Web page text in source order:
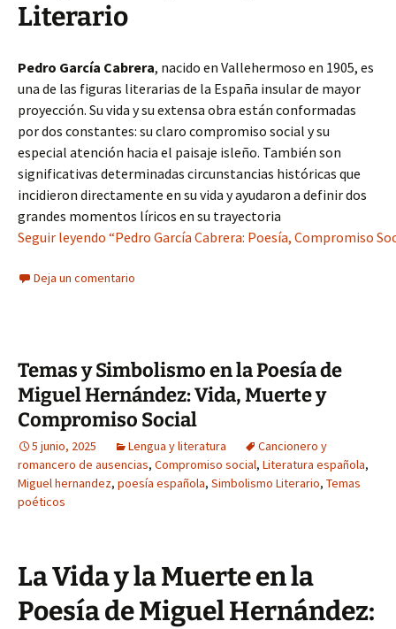
Literario
Pedro García Cabrera, nacido en Vallehermoso en 1905, es
una de las figuras literarias de la España insular de mayor
proyección. Su vida y su extensa obra están conformadas
por dos constantes: su claro compromiso social y su
especial atención hacia el paisaje isleño. También son
significativas determinadas circunstancias históricas que
incidieron directamente en su vida y ayudaron a definir dos
grandes momentos líricos en su trayectoria
Seguir leyendo “Pedro García Cabrera: Poesía, Compromiso
Deja un comentario
Temas y Simbolismo en la Poesía de
Miguel Hernández: Vida, Muerte y
Compromiso Social
5 junio, 2025 Lengua y literatura
Cancionero y
romancero de ausencias, Compromiso social, Literatura española,
Miguel hernandez, poesía española, Simbolismo Literario, Temas
poéticos
La Vida y la Muerte en la
Poesía de Miguel Hernández: